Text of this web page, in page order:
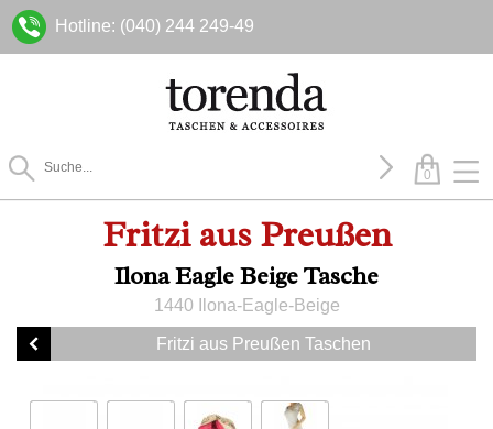
Hotline: (040) 244 249-49
0
Fritzi aus Preußen
Ilona Eagle Beige Tasche
1440 Ilona-Eagle-Beige
Fritzi aus Preußen Taschen